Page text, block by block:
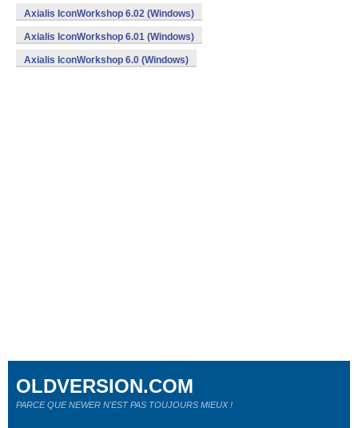
Axialis IconWorkshop 6.02 (Windows)
Axialis IconWorkshop 6.01 (Windows)
Axialis IconWorkshop 6.0 (Windows)
OLDVERSION.COM
PARCE QUE NEWER N'EST PAS TOUJOURS MIEUX !